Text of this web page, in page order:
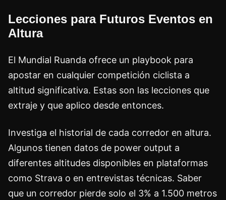
Lecciones para Futuros Eventos en
Altura
El Mundial Ruanda ofrece un playbook para
apostar en cualquier competición ciclista a
altitud significativa. Estas son las lecciones que
extraje y que aplico desde entonces.
Investiga el historial de cada corredor en altura.
Algunos tienen datos de power output a
diferentes altitudes disponibles en plataformas
como Strava o en entrevistas técnicas. Saber
que un corredor pierde solo el 3% a 1.500 metros